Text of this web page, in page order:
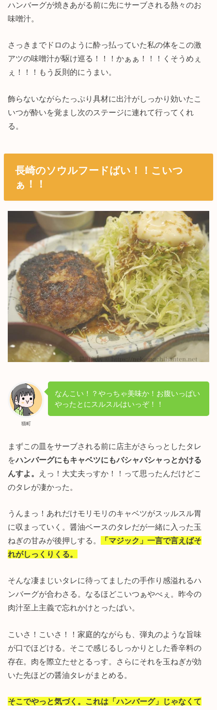
ハンバーグが焼きあがる前に先にサーブされる熱々のお
味噌汁。
さっきまでドロのように酔っ払っていた私の体をこの激
アツの味噌汁が駆け巡る！！！かぁぁ！！！くそうめぇ
ぇ！！！もう反則的にうまい。
飾らないながらたっぷり具材に出汁がしっかり効いたこ
いつが酔いを覚まし次のステージに連れて行ってくれ
る。
長崎のソウルフードばい！！こいつ
ぁ！！
猫町
なんこい！？やっちゃ美味か！お腹いっぱい
やったとにスルスルはいっぞ！！
まずこの皿をサーブされる前に店主がさらっとしたタレ
をハンバーグにもキャベツにもバシャバシャっとかける
んすよ。
えっ！大丈夫っすか！！って思ったんだけどこ
のタレが凄かった。
うんまっ！あれだけモリモリのキャベツがスッルスル胃
に収まっていく。醤油ベースのタレだが一緒に入った玉
ねぎの甘みが後押しする。
「マジック」一言で言えばそ
れがしっくりくる。
そんな凄まじいタレに待ってましたの手作り感溢れるハ
ンバーグが合わさる。なるほどこいつぁやべぇ。昨今の
肉汁至上主義で忘れかけとったばい。
こいさ！こいさ！！家庭的ながらも、弾丸のような旨味
が口でほどける。そこで感じるしっかりとした香辛料の
存在。肉を際立たせとるっす。さらにそれを玉ねぎが効
いた先ほどの醤油タレがまとめる。
そこでやっと気づく。これは「ハンバーグ」じゃなくて